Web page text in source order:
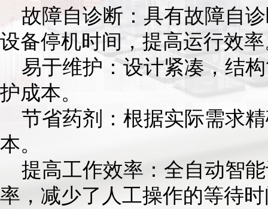
故障自诊断：具有故障自
设备停机时间，提高运行效
易于维护：设计紧凑，结
护成本。
节省药剂：根据实际需求
本。
提高工作效率：全自动智
率，减少了人工操作的等待